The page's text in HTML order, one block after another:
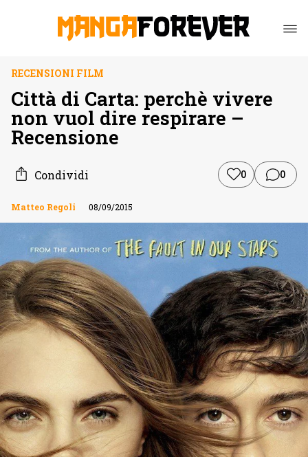
RECENSIONI FILM
Città di Carta: perchè vivere
non vuol dire respirare –
Recensione
Condividi 0 0
Matteo Regoli 08/09/2015